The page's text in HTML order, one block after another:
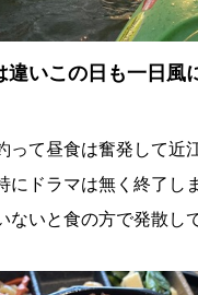
違いこの日も一日風
って昼食は奮発して近
にドラマは無く終了し
ないと食の方で発散し